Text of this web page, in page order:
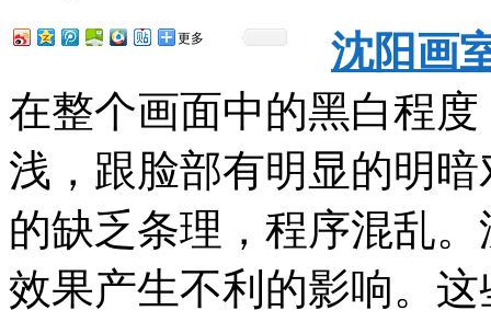
更多
沈阳画
在整个画面中的黑白程
浅，跟脸部有明显的明
的缺乏条理，程序混乱
效果产生不利的影响。